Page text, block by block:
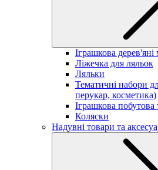
Іграшкова дерев'яні
Ліжечка для ляльок
Ляльки
Тематичні набори
перукар, косметика)
Іграшкова побутова
Коляски
Надувні товари та